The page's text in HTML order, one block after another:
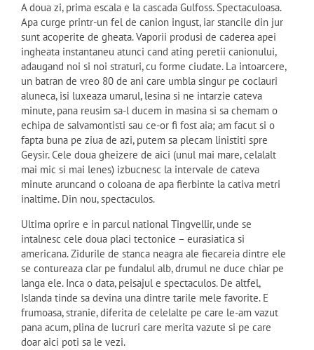
A doua zi, prima escala e la cascada Gulfoss. Spectaculoasa.
Apa curge printr-un fel de canion ingust, iar stancile din jur
sunt acoperite de gheata. Vaporii produsi de caderea apei
ingheata instantaneu atunci cand ating peretii canionului,
adaugand noi si noi straturi, cu forme ciudate. La intoarcere,
un batran de vreo 80 de ani care umbla singur pe coclauri
aluneca, isi luxeaza umarul, lesina si ne intarzie cateva
minute, pana reusim sa-l ducem in masina si sa chemam o
echipa de salvamontisti sau ce-or fi fost aia; am facut si o
fapta buna pe ziua de azi, putem sa plecam linistiti spre
Geysir. Cele doua gheizere de aici (unul mai mare, celalalt
mai mic si mai lenes) izbucnesc la intervale de cateva
minute aruncand o coloana de apa fierbinte la cativa metri
inaltime. Din nou, spectaculos.
Ultima oprire e in parcul national Tingvellir, unde se
intalnesc cele doua placi tectonice – eurasiatica si
americana. Zidurile de stanca neagra ale fiecareia dintre ele
se contureaza clar pe fundalul alb, drumul ne duce chiar pe
langa ele. Inca o data, peisajul e spectaculos. De altfel,
Islanda tinde sa devina una dintre tarile mele favorite. E
frumoasa, stranie, diferita de celelalte pe care le-am vazut
pana acum, plina de lucruri care merita vazute si pe care
doar aici poti sa le vezi.